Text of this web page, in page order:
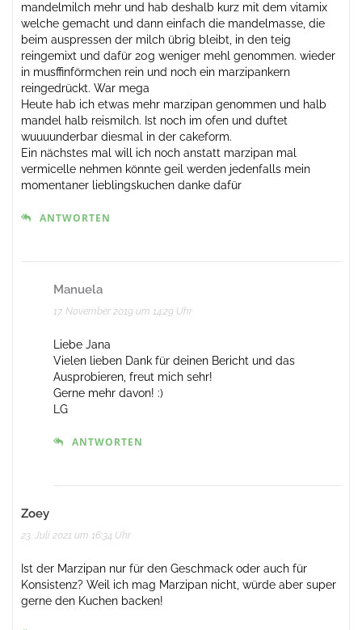
mandelmilch mehr und hab deshalb kurz mit dem vitamix
welche gemacht und dann einfach die mandelmasse, die
beim auspressen der milch übrig bleibt, in den teig
reingemixt und dafür 20g weniger mehl genommen. wieder
in musffinförmchen rein und noch ein marzipankern
reingedrückt. War mega
Heute hab ich etwas mehr marzipan genommen und halb
mandel halb reismilch. Ist noch im ofen und duftet
wuuuunderbar diesmal in der cakeform.
Ein nächstes mal will ich noch anstatt marzipan mal
vermicelle nehmen könnte geil werden jedenfalls mein
momentaner lieblingskuchen danke dafür
ANTWORTEN
Manuela
17. November 2019 um 14:29 Uhr
Liebe Jana
Vielen lieben Dank für deinen Bericht und das
Ausprobieren, freut mich sehr!
Gerne mehr davon! :)
LG
ANTWORTEN
Zoey
23. Juli 2021 um 16:34 Uhr
Ist der Marzipan nur für den Geschmack oder auch für
Konsistenz? Weil ich mag Marzipan nicht, würde aber super
gerne den Kuchen backen!